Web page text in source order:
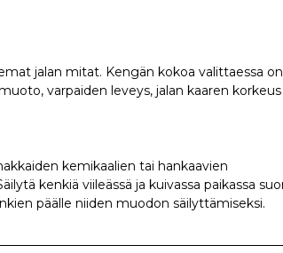
jalan mitat. Kengän kokoa valittaessa on
varpaiden leveys, jalan kaaren korkeus
kemikaalien tai hankaavien
kenkiä viileässä ja kuivassa paikassa
päälle niiden muodon säilyttämiseksi.